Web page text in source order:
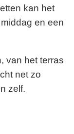
kan het
en een
van het terras
net zo
zelf.